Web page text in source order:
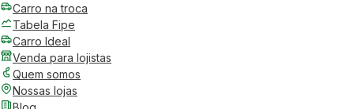
Carro na troca
Tabela Fipe
Carro Ideal
Venda para lojistas
Quem somos
Nossas lojas